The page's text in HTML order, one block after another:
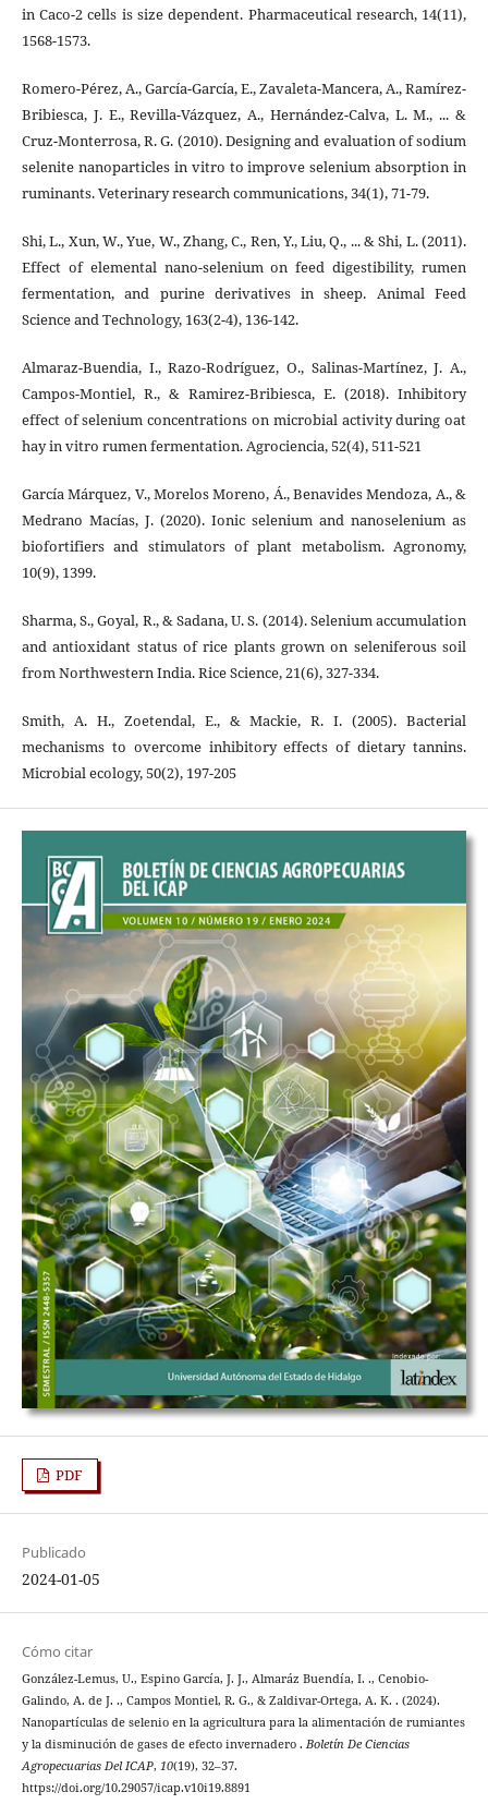
in Caco-2 cells is size dependent. Pharmaceutical research, 14(11),
1568-1573.
Romero-Pérez, A., García-García, E., Zavaleta-Mancera, A., Ramírez-
Bribiesca, J. E., Revilla-Vázquez, A., Hernández-Calva, L. M., ... &
Cruz-Monterrosa, R. G. (2010). Designing and evaluation of sodium
selenite nanoparticles in vitro to improve selenium absorption in
ruminants. Veterinary research communications, 34(1), 71-79.
Shi, L., Xun, W., Yue, W., Zhang, C., Ren, Y., Liu, Q., ... & Shi, L. (2011).
Effect of elemental nano-selenium on feed digestibility, rumen
fermentation, and purine derivatives in sheep. Animal Feed
Science and Technology, 163(2-4), 136-142.
Almaraz-Buendia, I., Razo-Rodríguez, O., Salinas-Martínez, J. A.,
Campos-Montiel, R., & Ramirez-Bribiesca, E. (2018). Inhibitory
effect of selenium concentrations on microbial activity during oat
hay in vitro rumen fermentation. Agrociencia, 52(4), 511-521
García Márquez, V., Morelos Moreno, Á., Benavides Mendoza, A., &
Medrano Macías, J. (2020). Ionic selenium and nanoselenium as
biofortifiers and stimulators of plant metabolism. Agronomy,
10(9), 1399.
Sharma, S., Goyal, R., & Sadana, U. S. (2014). Selenium accumulation
and antioxidant status of rice plants grown on seleniferous soil
from Northwestern India. Rice Science, 21(6), 327-334.
Smith, A. H., Zoetendal, E., & Mackie, R. I. (2005). Bacterial
mechanisms to overcome inhibitory effects of dietary tannins.
Microbial ecology, 50(2), 197-205
PDF
Publicado
2024-01-05
Cómo citar
González-Lemus, U., Espino García, J. J., Almaráz Buendía, I. ., Cenobio-
Galindo, A. de J. ., Campos Montiel, R. G., & Zaldivar-Ortega, A. K. . (2024).
Nanopartículas de selenio en la agricultura para la alimentación de rumiantes
y la disminución de gases de efecto invernadero . Boletín De Ciencias
Agropecuarias Del ICAP, 10(19), 32–37.
https://doi.org/10.29057/icap.v10i19.8891